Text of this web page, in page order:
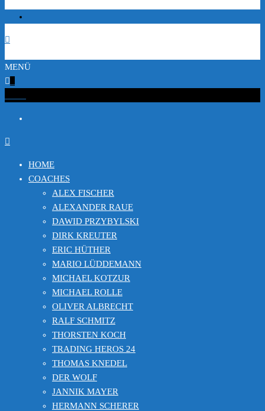
MENÜ
HOME
COACHES
ALEX FISCHER
ALEXANDER RAUE
DAWID PRZYBYLSKI
DIRK KREUTER
ERIC HÜTHER
MARIO LÜDDEMANN
MICHAEL KOTZUR
MICHAEL ROLLE
OLIVER ALBRECHT
RALF SCHMITZ
THORSTEN KOCH
TRADING HEROS 24
THOMAS KNEDEL
DER WOLF
JANNIK MAYER
HERMANN SCHERER